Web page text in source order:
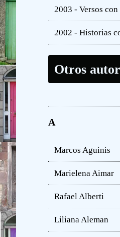
2003 - Versos
2002 - Historias
Otros
A
Marcos Aguinis
Marielena Aimar
Rafael Alberti
Liliana Aleman